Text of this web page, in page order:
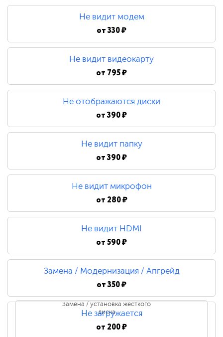
Не видит модем
от330 ₽
Не видит видеокарту
от 795 ₽
Не отображаются диски
от390 ₽
Не видит папку
от390 ₽
Не видит микрофон
от 280 ₽
Не видит HDMI
от590 ₽
Замена / Модернизация / Апгрейд
от350 ₽
Замена / установка жесткого
диска
Не загружается
от 200 ₽